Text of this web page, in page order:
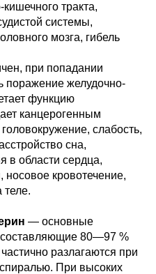
тракта,
системы,
мозга, гибель
при попадании
поражение желудочно-
функцию
канцерогенным
слабость,
сна,
в области сердца,
носовое кровотечение,
теле.
— основные
составляющие 80—97 %
разлагаются при
спиралью. При высоких